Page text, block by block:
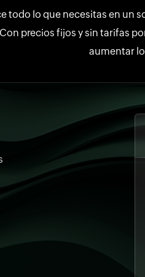
todo lo que necesitas en un
precios fijos y sin tarifas
aumentar